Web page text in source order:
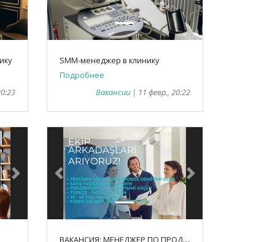
SMM-менеджер в клинику
Подробнее
Вакансии| 11 февр., 20:22
Next Previous Next
В
АКАНСИЯ: МЕНЕДЖЕР ПО ПРОДАЖАМ